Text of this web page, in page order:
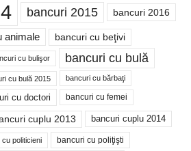
bancuri 2015 bancuri 2016
animale bancuri cu beţivi
cu bulişor bancuri cu bulă
cu bulă 2015 bancuri cu bărbaţi
cu doctori bancuri cu femei
cuplu 2013 bancuri cuplu 2014
politicieni bancuri cu poliţişti